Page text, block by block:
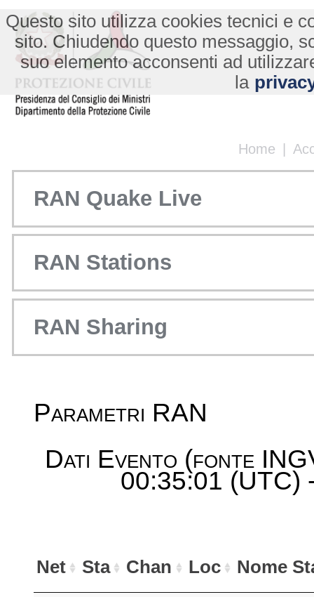
Home |
Questo sito utilizza cookies tecnici e
sito. Chiudendo questo messaggio,
suo elemento acconsenti ad
la
RAN Quake Live
RAN Stations
RAN Sharing
Parametri RAN
Dati Evento (fonte
00:35:01 (UTC)
Net Sta Chan Loc Nome